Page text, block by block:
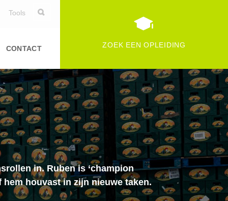
Tools
CONTACT ZOEK EEN OPLEIDING
in. Ruben is ‘champion
houvast in zijn nieuwe taken.